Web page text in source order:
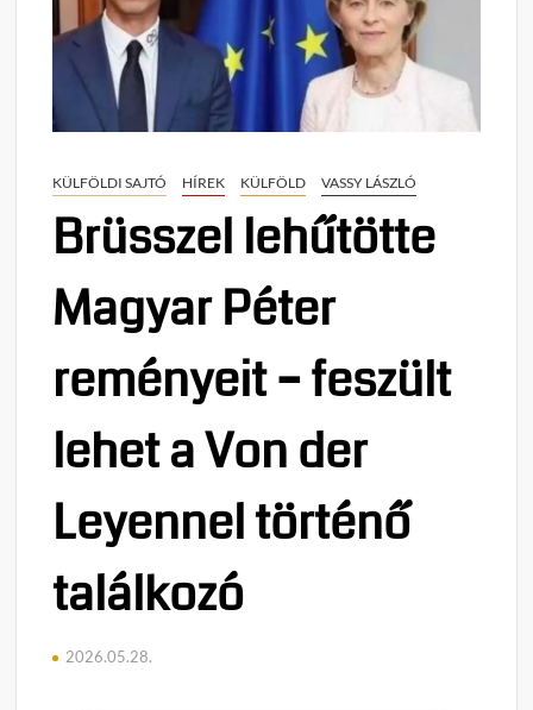
KÜLFÖLDI SAJTÓ HÍREK KÜLFÖLD VASSY LÁSZLÓ
Brüsszel lehűtötte
Magyar Péter
reményeit – feszült
lehet a Von der
Leyennel történő
találkozó
2026.05.28.